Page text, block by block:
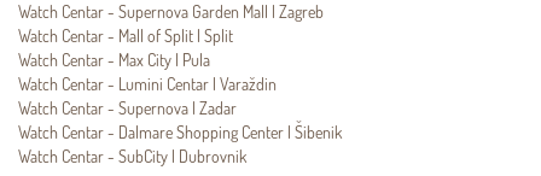
Watch Centar - Supernova Garden Mall | Zagreb
Watch Centar - Mall of Split | Split
Watch Centar - Max City | Pula
Watch Centar - Lumini Centar | Varaždin
Watch Centar - Supernova | Zadar
Watch Centar - Dalmare Shopping Center | Šibenik
Watch Centar - SubCity | Dubrovnik